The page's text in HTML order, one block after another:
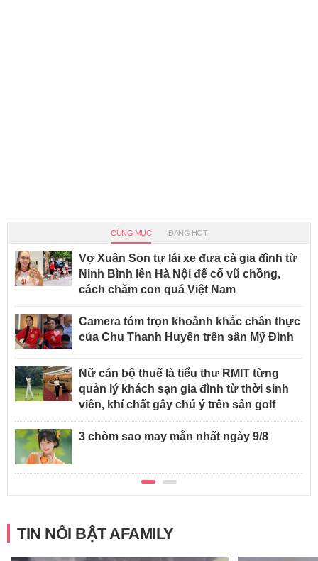
CÙNG MỤC ĐANG HOT
Vợ Xuân Son tự lái xe đưa cả gia đình từ
Ninh Bình lên Hà Nội để cổ vũ chồng,
cách chăm con quá Việt Nam
Camera tóm trọn khoảnh khắc chân thực
của Chu Thanh Huyền trên sân Mỹ Đình
Nữ cán bộ thuế là tiểu thư RMIT từng
quản lý khách sạn gia đình từ thời sinh
viên, khí chất gây chú ý trên sân golf
3 chòm sao may mắn nhất ngày 9/8
TIN NỔI BẬT AFAMILY